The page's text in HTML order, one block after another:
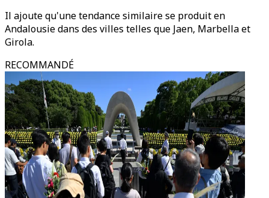
Il ajoute qu'une tendance similaire se produit en
Andalousie dans des villes telles que Jaen, Marbella et
Girola.
RECOMMANDÉ